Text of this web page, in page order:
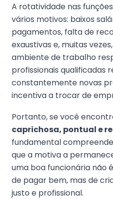
A rotatividade nas
vários motivos: baixos
pagamentos, falta de
exaustivas e, muitas
ambiente de trabalho
profissionais qualificadas
constantemente novas
incentiva a trocar de
Portanto, se você
caprichosa, pontual e
fundamental
que a motiva a
uma boa funcionária não
de pagar bem, mas de
justo e profissional.